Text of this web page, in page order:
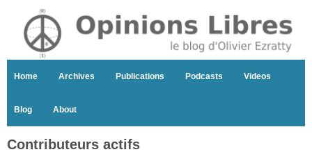
Home Archives Publications Podcasts Videos
Blog About
Contributeurs actifs